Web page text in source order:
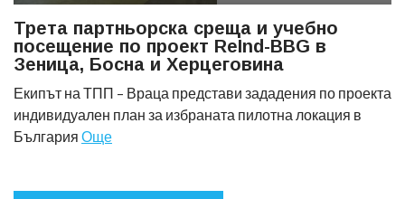
Трета партньорска среща и учебно
посещение по проект ReInd-BBG в
Зеница, Босна и Херцеговина
Екипът на ТПП – Враца представи зададения по проекта
индивидуален план за избраната пилотна локация в
България Още